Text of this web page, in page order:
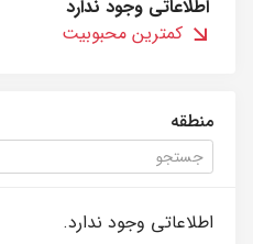
اطلاعاتی وجود ندارد
کمترین محبوبیت
منطقه
اطلاعاتی وجود ندارد.